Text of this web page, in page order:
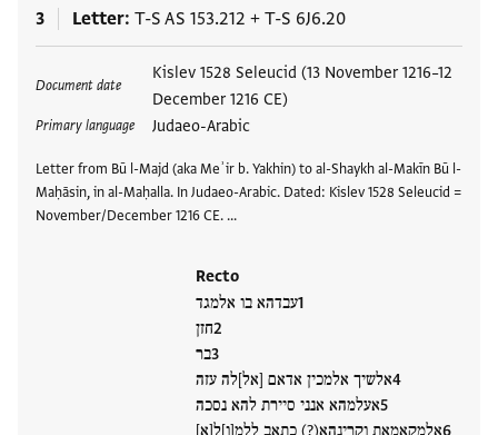
3 Letter T-S AS 153.212 + T-S 6J6.20
Document date
Kislev 1528 Seleucid (13 November 1216–12
December 1216 CE)
Primary language Judaeo-Arabic
Letter from Bū l-Majd (aka Meʾir b. Yakhin) to al-Shaykh al-Makīn Bū l-
Maḥāsin, in al-Maḥalla. In Judaeo-Arabic. Dated: Kislev 1528 Seleucid =
November/December 1216 CE. …
Recto
עבדהא בו אלמגד
חזן
בר
אלשיך אלמכין אדאם [אל]לה עזה
אעלמהא אנני סיירת להא נסכה